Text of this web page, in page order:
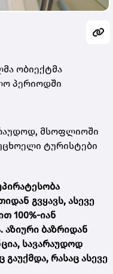
ობიექტმა
პერიოდში
მსოფლიოში
ტურისტები
გვყავს, ასევე
100%-იან
ბაზრიდან
სავარაუდოდ
რასაც ასევე